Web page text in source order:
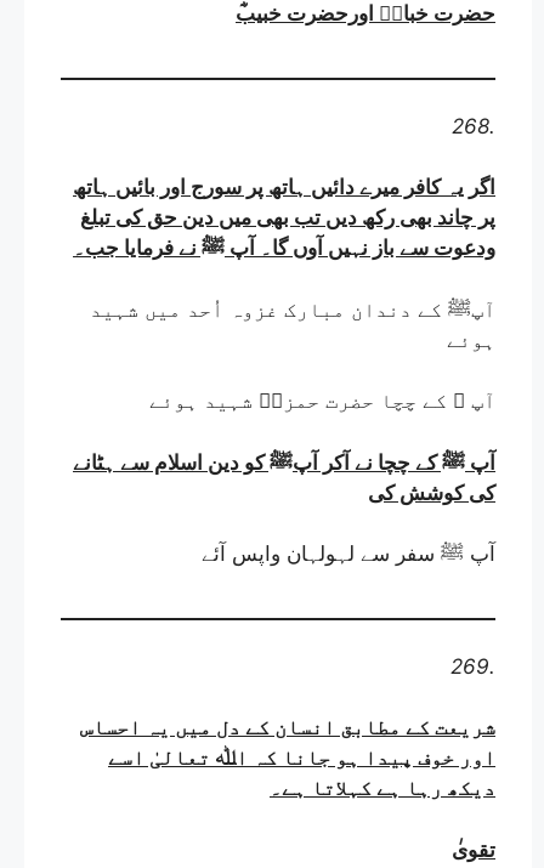
حضرت خبابؓ اورحضرت خبیب
268.
اگر یہ کافر میرے دائیں ہاتھ پر سورج اور بائیں ہاتھ
پر چاند بھی رکھ دیں تب بھی میں دین حق کی تبلغ
ودعوت سے باز نہیں آوں گا۔ آپ ﷺ نے فرمایا جب۔
آپﷺ کے دندان مبارک غزوہ اُحد میں شہید
ہوئے
آپ ﷺ کے چچا حضرت حمزہؓ شہید ہوئے
آپ ﷺ کے چچا نے آکر آپﷺ کو دین اسلام سے ہٹانے
کی کوشش کی
آپ ﷺ سفر سے لہولہان واپس آئے
269.
شریعت کے مطابق انسان کے دل میں یہ احساس
اور خوف پیدا ہو جانا کہ اﷲ تعالیٰ اسے
دیکھ رہا ہے کہلاتا ہے۔
تقوی